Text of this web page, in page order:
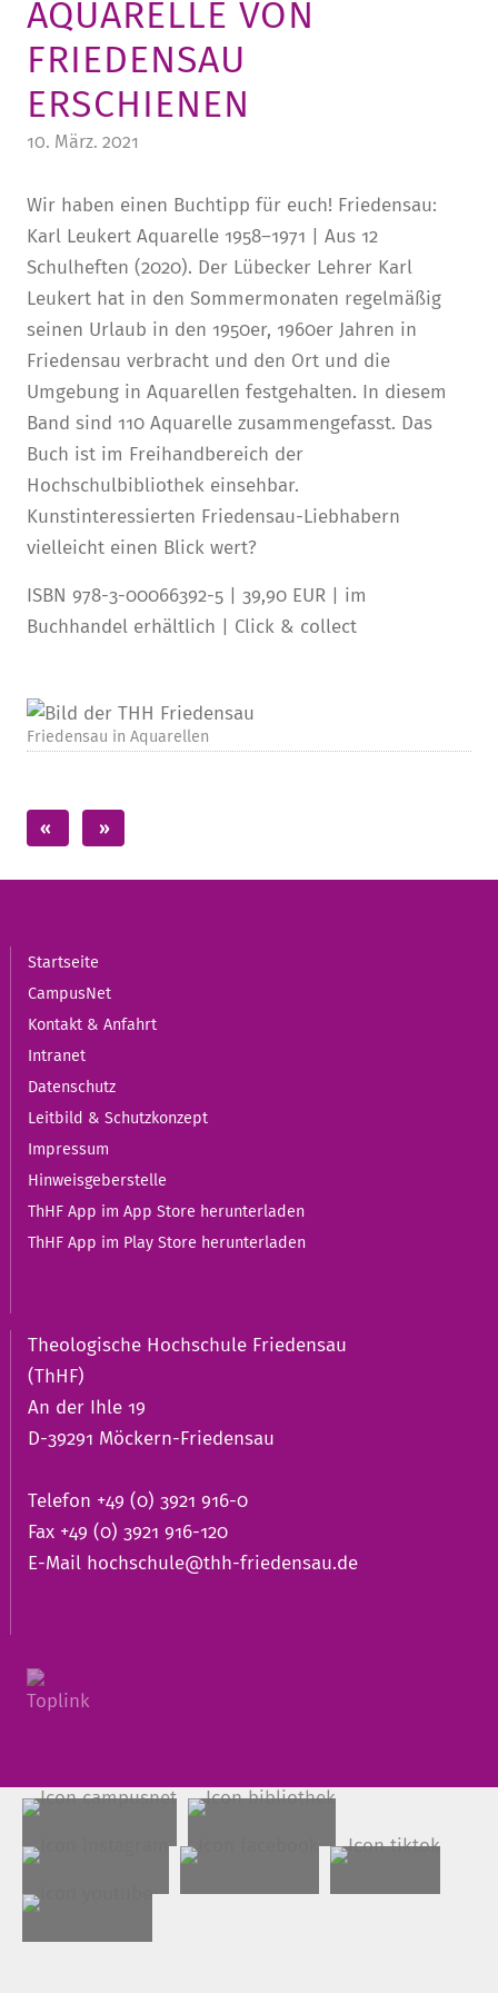
STURA
LADENCAFÉ
REGION UND FREIZEIT
PRESSE­INFORMATIONEN
MEDIATHEK
AQUARELLE VON
FRIEDENSAU
ERSCHIENEN
10. März. 2021
Wir haben einen Buchtipp für euch! Friedensau:
Karl Leukert Aquarelle 1958–1971 | Aus 12
Schulheften (2020). Der Lübecker Lehrer Karl
Leukert hat in den Sommermonaten regelmäßig
seinen Urlaub in den 1950er, 1960er Jahren in
Friedensau verbracht und den Ort und die
Umgebung in Aquarellen festgehalten. In diesem
Band sind 110 Aquarelle zusammengefasst. Das
Buch ist im Freihandbereich der
Hochschulbibliothek einsehbar.
Kunstinteressierten Friedensau-Liebhabern
vielleicht einen Blick wert?
ISBN 978-3-00066392-5 | 39,90 EUR | im
Buchhandel erhältlich | Click & collect
Friedensau in Aquarellen
Startseite
CampusNet
Kontakt & Anfahrt
Intranet
Datenschutz
Leitbild & Schutzkonzept
Impressum
Hinweisgeberstelle
ThHF App im App Store herunterladen
ThHF App im Play Store herunterladen
Theologische Hochschule Friedensau
(ThHF)
An der Ihle 19
D-39291 Möckern-Friedensau
Telefon +49 (0) 3921 916-0
Fax +49 (0) 3921 916-120
E-Mail hochschule@thh-friedensau.de